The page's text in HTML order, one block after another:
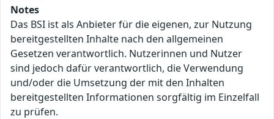
Notes
Das BSI ist als Anbieter für die eigenen, zur Nutzung
bereitgestellten Inhalte nach den allgemeinen
Gesetzen verantwortlich. Nutzerinnen und Nutzer
sind jedoch dafür verantwortlich, die Verwendung
und/oder die Umsetzung der mit den Inhalten
bereitgestellten Informationen sorgfältig im Einzelfall
zu prüfen.